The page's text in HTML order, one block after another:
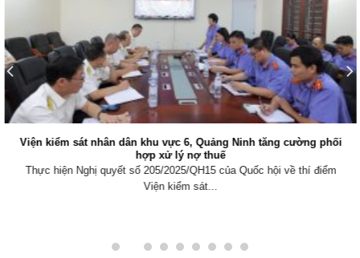
Viện kiểm sát nhân dân khu vực 6, Quảng Ninh tăng cường phối
hợp xử lý nợ thuế
Thực hiện Nghị quyết số 205/2025/QH15 của Quốc hội về thí điểm
Viện kiểm sát...